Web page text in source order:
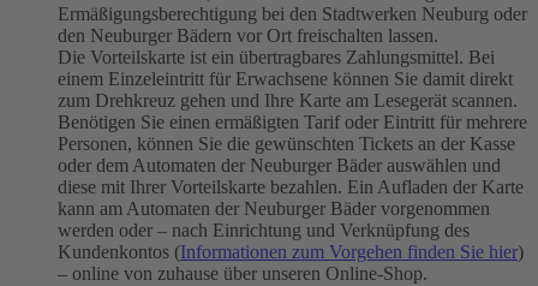
Ermäßigungsberechtigung bei den Stadtwerken Neuburg oder
den Neuburger Bädern vor Ort freischalten lassen.
Die Vorteilskarte ist ein übertragbares Zahlungsmittel. Bei
einem Einzeleintritt für Erwachsene können Sie damit direkt
zum Drehkreuz gehen und Ihre Karte am Lesegerät scannen.
Benötigen Sie einen ermäßigten Tarif oder Eintritt für mehrere
Personen, können Sie die gewünschten Tickets an der Kasse
oder dem Automaten der Neuburger Bäder auswählen und
diese mit Ihrer Vorteilskarte bezahlen. Ein Aufladen der Karte
kann am Automaten der Neuburger Bäder vorgenommen
werden oder – nach Einrichtung und Verknüpfung des
Kundenkontos (Informationen zum Vorgehen finden Sie hier)
– online von zuhause über unseren Online-Shop.